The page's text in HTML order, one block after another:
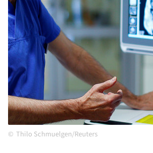
Thilo Schmuelgen/Reuters